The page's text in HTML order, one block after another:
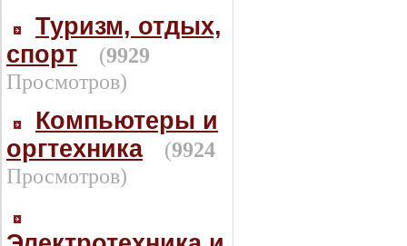
Туризм, отдых,
спорт
(9929
Просмотров)
Компьютеры и
оргтехника
(9924
Просмотров)